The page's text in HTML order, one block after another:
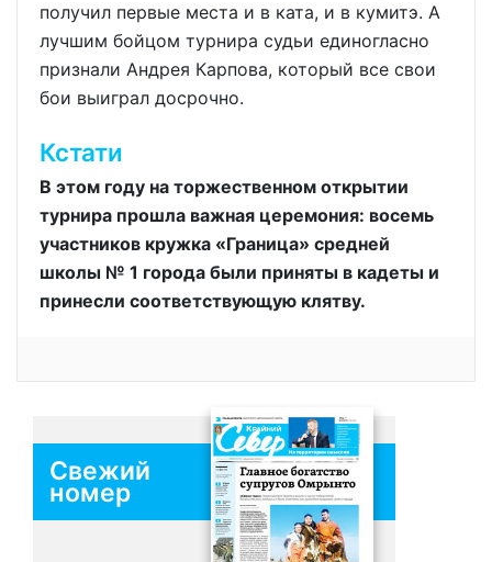
получил первые места и в ката, и в кумитэ. А
лучшим бойцом турнира судьи единогласно
признали Андрея Карпова, который все свои
бои выиграл досрочно.
Кстати
В этом году на торжественном открытии
турнира прошла важная церемония: восемь
участников кружка «Граница» средней
школы № 1 города были приняты в кадеты и
принесли соответствующую клятву.
Свежий
номер